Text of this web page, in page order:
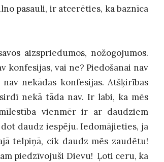
pasauli, ir atcerēties, ka baznīca
aizspriedumos, nožogojumos.
konfesijas, vai ne? Piedošanai nav
nekādas konfesijas. Atšķirības
nekā tāda nav. Ir labi, ka mēs
vienmēr ir ar daudziem
daudz iespēju. Iedomājieties, ja
telpiņā, cik daudz mēs zaudētu!
piedzīvojuši Dievu! Ļoti ceru, ka